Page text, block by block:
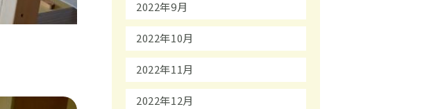
2022年9月
2022年10月
2022年11月
2022年12月